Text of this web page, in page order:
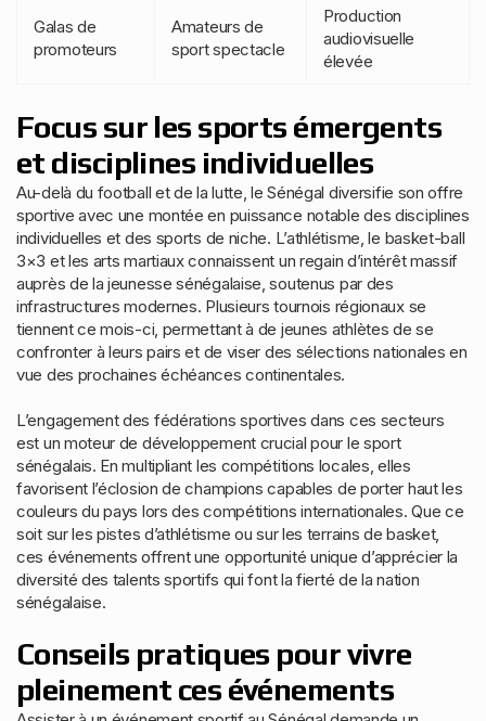
Galas de
promoteurs
Amateurs de
sport spectacle
Production
audiovisuelle
élevée
Focus sur les sports émergents
et disciplines individuelles
Au-delà du football et de la lutte, le Sénégal diversifie son offre
sportive avec une montée en puissance notable des disciplines
individuelles et des sports de niche. L’athlétisme, le basket-ball
3×3 et les arts martiaux connaissent un regain d’intérêt massif
auprès de la jeunesse sénégalaise, soutenus par des
infrastructures modernes. Plusieurs tournois régionaux se
tiennent ce mois-ci, permettant à de jeunes athlètes de se
confronter à leurs pairs et de viser des sélections nationales en
vue des prochaines échéances continentales.
L’engagement des fédérations sportives dans ces secteurs
est un moteur de développement crucial pour le sport
sénégalais. En multipliant les compétitions locales, elles
favorisent l’éclosion de champions capables de porter haut les
couleurs du pays lors des compétitions internationales. Que ce
soit sur les pistes d’athlétisme ou sur les terrains de basket,
ces événements offrent une opportunité unique d’apprécier la
diversité des talents sportifs qui font la fierté de la nation
sénégalaise.
Conseils pratiques pour vivre
pleinement ces événements